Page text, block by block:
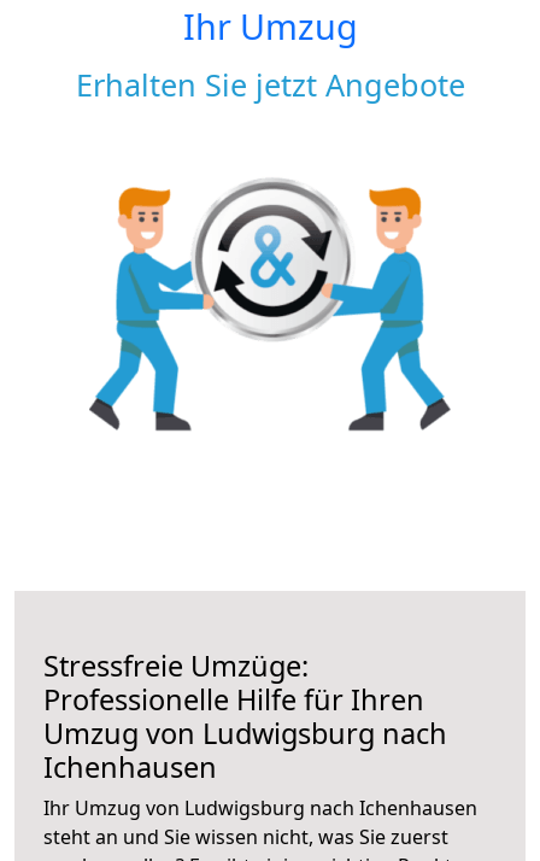
Ihr Umzug
Erhalten Sie jetzt Angebote
Stressfreie Umzüge:
Professionelle Hilfe für Ihren
Umzug von Ludwigsburg nach
Ichenhausen
Ihr Umzug von Ludwigsburg nach Ichenhausen
steht an und Sie wissen nicht, was Sie zuerst